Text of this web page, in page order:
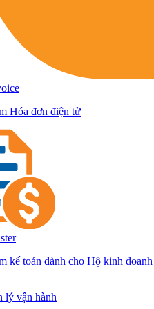
Hóa đơn điện tử
kế toán dành cho Hộ kinh doanh
lý vận hành